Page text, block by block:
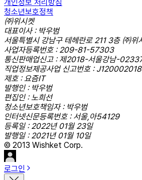
개인정보 처리방침
청소년보호정책
㈜위시켓
대표이사 : 박우범
서울특별시 강남구 테헤란로 211 3층 ㈜위
사업자등록번호 : 209-81-57303
통신판매업신고 : 제2018-서울강남-
직업정보제공사업 신고번호 :
제호 : 요즘IT
발행인 : 박우범
편집인 : 노희선
청소년보호책임자 : 박우범
인터넷신문등록번호 : 서울,아54129
등록일 : 2022년 01월 23일
발행일 : 2021년 01월 10일
© 2013 Wishket Corp.
로그인